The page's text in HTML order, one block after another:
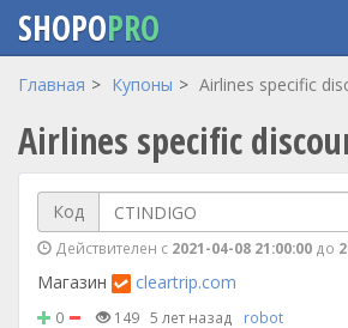
Перейти
основному
содержанию
SHOPOPRO
Главная Купоны Airlines specific
Airlines specific
Код
Действителен с 2021-04-08 21:00:00 до
Магазин cleartrip.com
0 149 5 лет назад robot